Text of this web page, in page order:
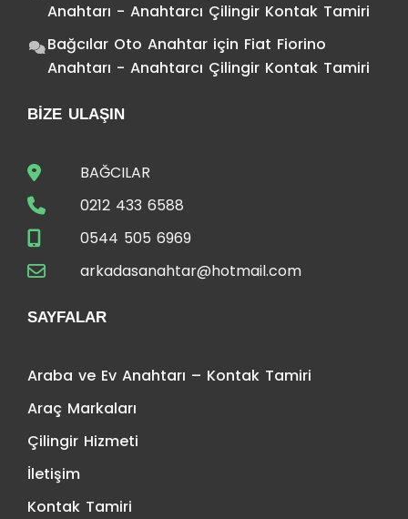
Anahtarı - Anahtarcı Çilingir Kontak Tamiri
Bağcılar Oto Anahtar için Fiat Fiorino
Anahtarı - Anahtarcı Çilingir Kontak Tamiri
BIZE ULAŞIN
BAĞCILAR
0212 433 6588
0544 505 6969
arkadasanahtar@hotmail.com
SAYFALAR
Araba ve Ev Anahtarı – Kontak Tamiri
Araç Markaları
Çilingir Hizmeti
İletişim
Kontak Tamiri